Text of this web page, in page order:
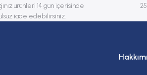
ürünleri 14 gün içerisinde
iade edebilirsiniz.